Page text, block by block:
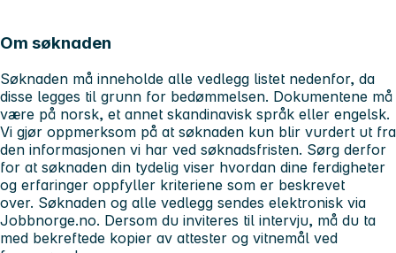
Om søknaden
Søknaden må inneholde alle vedlegg listet nedenfor, da
disse legges til grunn for bedømmelsen. Dokumentene må
være på norsk, et annet skandinavisk språk eller engelsk.
Vi gjør oppmerksom på at søknaden kun blir vurdert ut fra
den informasjonen vi har ved søknadsfristen. Sørg derfor
for at søknaden din tydelig viser hvordan dine ferdigheter
og erfaringer oppfyller kriteriene som er beskrevet
over. Søknaden og alle vedlegg sendes elektronisk via
Jobbnorge.no. Dersom du inviteres til intervju, må du ta
med bekreftede kopier av attester og vitnemål ved